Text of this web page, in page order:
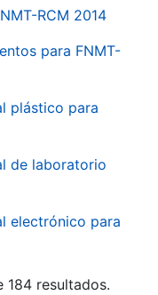
RCM 2014
para FNMT-
plástico para
de laboratorio
electrónico para
184 resultados.